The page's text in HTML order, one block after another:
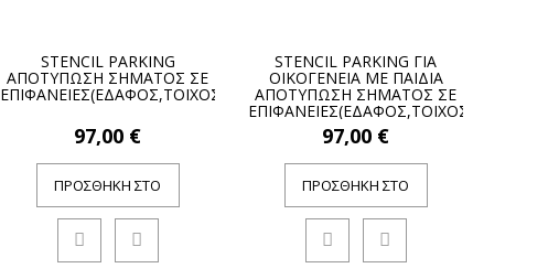
STENCIL PARKING
ΑΠΟΤΥΠΩΣΗ ΣΗΜΑΤΟΣ ΣΕ
ΕΠΙΦΑΝΕΙΕΣ(ΕΔΑΦΟΣ,ΤΟΙΧΟΣ)
97,00 €
ΠΡΟΣΘΉΚΗ ΣΤΟ
STENCIL PARKING ΓΙΑ
ΟΙΚΟΓΕΝΕΙΑ ΜΕ ΠΑΙΔΙΑ
ΑΠΟΤΥΠΩΣΗ ΣΗΜΑΤΟΣ ΣΕ
ΕΠΙΦΑΝΕΙΕΣ(ΕΔΑΦΟΣ,ΤΟΙΧΟΣ)
97,00 €
ΠΡΟΣΘΉΚΗ ΣΤΟ